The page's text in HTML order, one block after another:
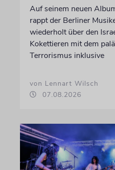
Auf seinem neuen
rappt der Berliner
wiederholt über den
Kokettieren mit dem
Terrorismus inklusive
von Lennart Wilsch
07.08.2026